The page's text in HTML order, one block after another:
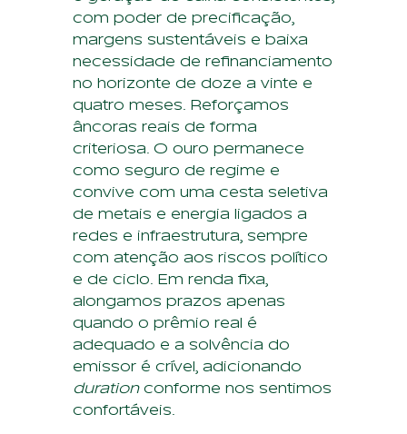
com poder de precificação,
margens sustentáveis e baixa
necessidade de refinanciamento
no horizonte de doze a vinte e
quatro meses. Reforçamos
âncoras reais de forma
criteriosa. O ouro permanece
como seguro de regime e
convive com uma cesta seletiva
de metais e energia ligados a
redes e infraestrutura, sempre
com atenção aos riscos político
e de ciclo. Em renda fixa,
alongamos prazos apenas
quando o prêmio real é
adequado e a solvência do
emissor é crível, adicionando
durationconforme nos sentimos
confortáveis.